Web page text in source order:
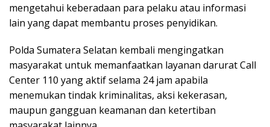
mengetahui keberadaan para pelaku atau informasi
lain yang dapat membantu proses penyidikan.
Polda Sumatera Selatan kembali mengingatkan
masyarakat untuk memanfaatkan layanan darurat Call
Center 110 yang aktif selama 24 jam apabila
menemukan tindak kriminalitas, aksi kekerasan,
maupun gangguan keamanan dan ketertiban